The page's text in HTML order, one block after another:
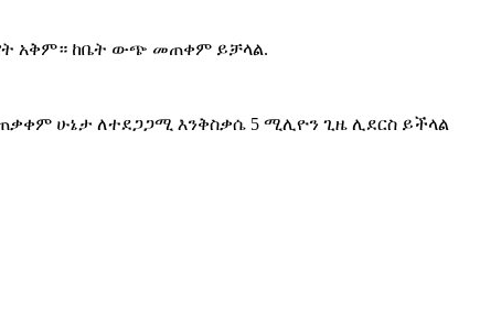
አቅም። ከቤት ውጭ መጠቀም ይቻላል.
አጠቃቀም ሁኔታ ለተደጋጋሚ እንቅስቃሴ 5 ሚሊዮን ጊዜ ሊደርስ ይችላል